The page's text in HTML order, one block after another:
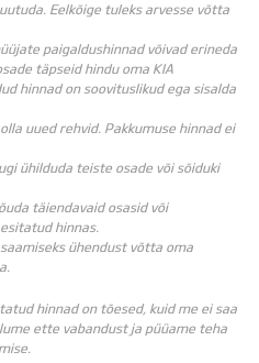
Eelkõige tuleks arvesse võtta
paigaldushinnad võivad erineda
täpseid hindu oma KIA
hinnad on soovituslikud ega sisalda
uued rehvid. Pakkumuse hinnad ei
ühilduda teiste osade või sõiduki
täiendavaid osasid või
hinnas.
ühendust võtta oma
hinnad on tõesed, kuid me ei saa
ette vabandust ja püüame teha